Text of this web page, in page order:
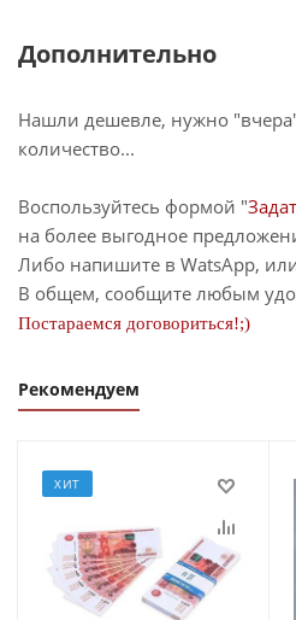
Дополнительно
Нашли дешевле, нужно
количество...
Воспользуйтесь формой "
на более выгодное
Либо напишите в WatsApp,
В общем, сообщите любым
Постараемся договориться!;)
Рекомендуем
ХИТ